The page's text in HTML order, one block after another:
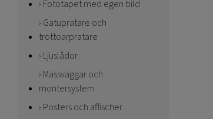
Fototapet med egen bild
Gatupratare och
trottoarpratare
Ljuslådor
Mässväggar och
montersystem
Posters och affischer